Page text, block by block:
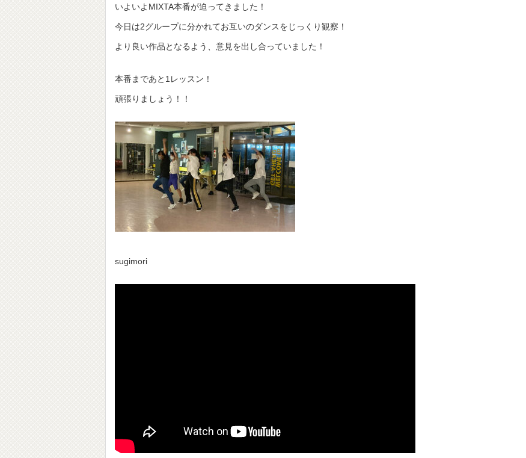
いよいよMIXTA本番が迫ってきました！
今日は2グループに分かれてお互いのダンスをじっくり観察！
より良い作品となるよう、意見を出し合っていました！
本番まであと1レッスン！
頑張りましょう！！
sugimori